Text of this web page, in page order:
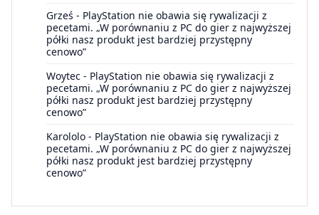
Grześ - PlayStation nie obawia się rywalizacji z
pecetami. „W porównaniu z PC do gier z najwyższej
półki nasz produkt jest bardziej przystępny
cenowo”
Woytec - PlayStation nie obawia się rywalizacji z
pecetami. „W porównaniu z PC do gier z najwyższej
półki nasz produkt jest bardziej przystępny
cenowo”
Karololo - PlayStation nie obawia się rywalizacji z
pecetami. „W porównaniu z PC do gier z najwyższej
półki nasz produkt jest bardziej przystępny
cenowo”